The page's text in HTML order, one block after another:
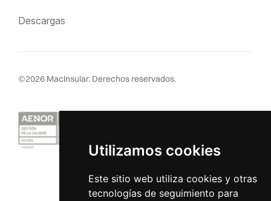
Utilizamos cookies
Este sitio web utiliza cookies y otras
tecnologías de seguimiento para
Descargas
©2026 MacInsular. Derechos reservados.